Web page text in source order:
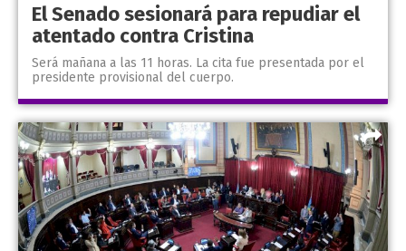
El Senado sesionará para repudiar el
atentado contra Cristina
Será mañana a las 11 horas. La cita fue presentada por el
presidente provisional del cuerpo.